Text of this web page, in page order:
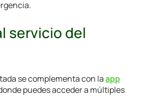
servicio del
se complementa con laapp
puedes acceder a múltiples